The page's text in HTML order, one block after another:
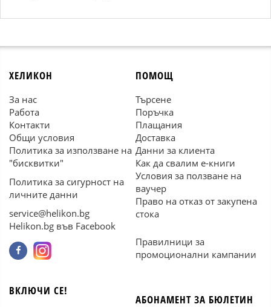
ХЕЛИКОН
За нас
Работа
Контакти
Общи условия
Политика за използване на
"бисквитки"
Политика за сигурност на
личните данни
service@helikon.bg
Helikon.bg във Facebook
ПОМОЩ
Търсене
Поръчка
Плащания
Доставка
Данни за клиента
Как да свалим е-книги
Условия за ползване на
ваучер
Право на отказ от закупена
стока
Правилници за
промоционални кампании
ВКЛЮЧИ СЕ!
АБОНАМЕНТ ЗА БЮЛЕТИН